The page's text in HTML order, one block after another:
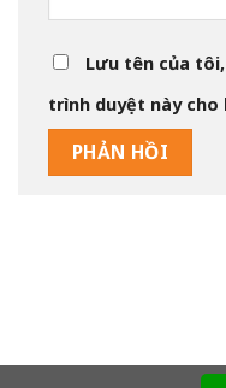
Lưu tên của
trình duyệt này cho